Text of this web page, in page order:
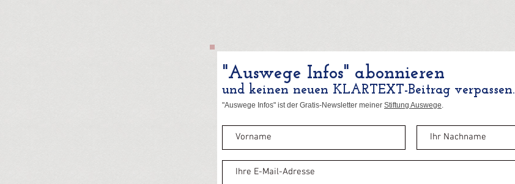
"Auswege Infos" abonnieren
und keinen neuen KLARTEXT-Beitrag verpassen.
"Auswege Infos" ist der Gratis-Newsletter meiner Stiftung Auswege